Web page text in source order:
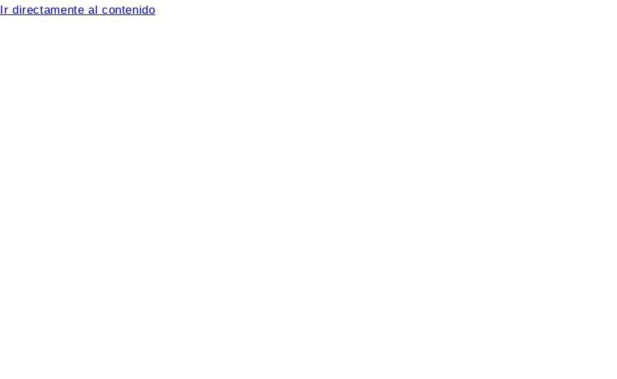
Ir directamente al contenido